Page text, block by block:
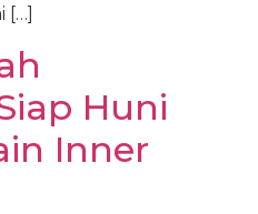
[…]
Huni
Inner